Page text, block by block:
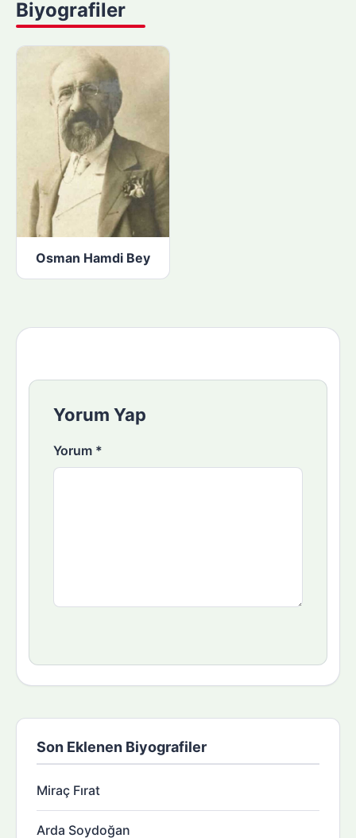
p
n
Biyografiler
Osman Hamdi Bey
Yorum Yap
Yorum *
Son Eklenen Biyografiler
Miraç Fırat
Arda Soydoğan